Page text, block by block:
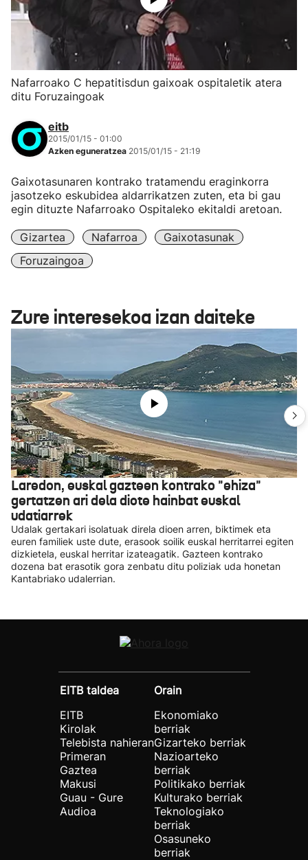
Nafarroako C hepatitisdun gaixoak ospitaletik atera
ditu Foruzaingoak
eitb
2015/01/15 - 01:00
Azken eguneratzea 2015/01/15 - 21:19
Gaixotasunaren kontrako tratamendu eraginkorra
jasotzeko eskubidea aldarrikatzen zuten, eta bi gau
egin dituzte Nafarroako Ospitaleko ekitaldi aretoan.
Gizartea Nafarroa
Gaixotasunak
Foruzaingoa
Zure interesekoa izan daiteke
Laredon, euskal gazteen kontrako "ehiza"
gertatzen ari dela diote hainbat euskal
udatiarrek
Udalak gertakari isolatuak direla dioen arren, biktimek eta
euren familiek uste dute, erasook soilik euskal herritarrei egiten
dizkietela, euskal herritar izateagatik. Gazteen kontrako
dozena bat erasotik gora zenbatu ditu poliziak uda honetan
Kantabriako udalerrian.
EITB taldea
EITB
Kirolak
Telebista nahieran
Primeran
Gaztea
Makusi
Guau - Gure
Audioa
Orain
Ekonomiako
berriak
Gizarteko berriak
Nazioarteko
berriak
Politikako berriak
Kulturako berriak
Teknologiako
berriak
Osasuneko
berriak